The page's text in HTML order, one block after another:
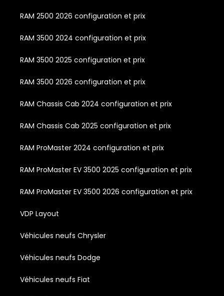
RAM 2500 2026 configuration et prix
RAM 3500 2024 configuration et prix
RAM 3500 2025 configuration et prix
RAM 3500 2026 configuration et prix
RAM Chassis Cab 2024 configuration et prix
RAM Chassis Cab 2025 configuration et prix
RAM ProMaster 2024 configuration et prix
RAM ProMaster EV 3500 2025 configuration et prix
RAM ProMaster EV 3500 2026 configuration et prix
VDP Layout
Véhicules neufs Chrysler
Véhicules neufs Dodge
Véhicules neufs Fiat